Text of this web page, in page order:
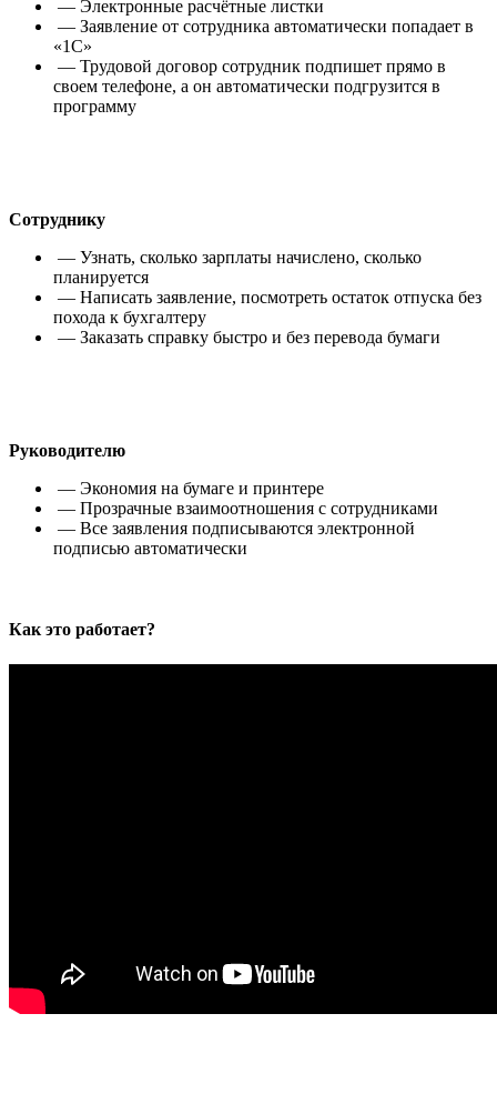
— Электронные расчётные листки
— Заявление от сотрудника автоматически попадает в
«1С»
— Трудовой договор сотрудник подпишет прямо в
своем телефоне, а он автоматически подгрузится в
программу
Сотруднику
— Узнать, сколько зарплаты начислено, сколько
планируется
— Написать заявление, посмотреть остаток отпуска без
похода к бухгалтеру
— Заказать справку быстро и без перевода бумаги
Руководителю
— Экономия на бумаге и принтере
— Прозрачные взаимоотношения с сотрудниками
— Все заявления подписываются электронной
подписью автоматически
Как это работает?